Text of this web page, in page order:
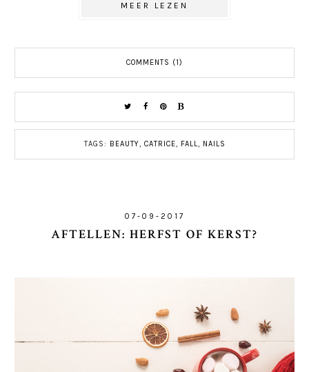
MEER LEZEN
COMMENTS (1)
TAGS: BEAUTY, CATRICE, FALL, NAILS
07-09-2017
AFTELLEN: HERFST OF KERST?